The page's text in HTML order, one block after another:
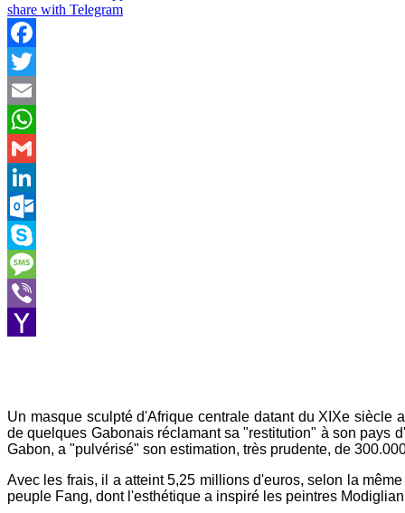
share with Telegram
Facebook
Twitter
Email
WhatsApp
Gmail
LinkedIn
Outlook.com
Skype
Message
Viber
Un masque sculpté d'Afrique centrale datant du XIXe siècle
de quelques Gabonais réclamant sa "restitution" à son pays
Gabon, a "pulvérisé" son estimation, très prudente, de
Avec les frais, il a atteint 5,25 millions d'euros, selon la
peuple Fang, dont l'esthétique a inspiré les peintres